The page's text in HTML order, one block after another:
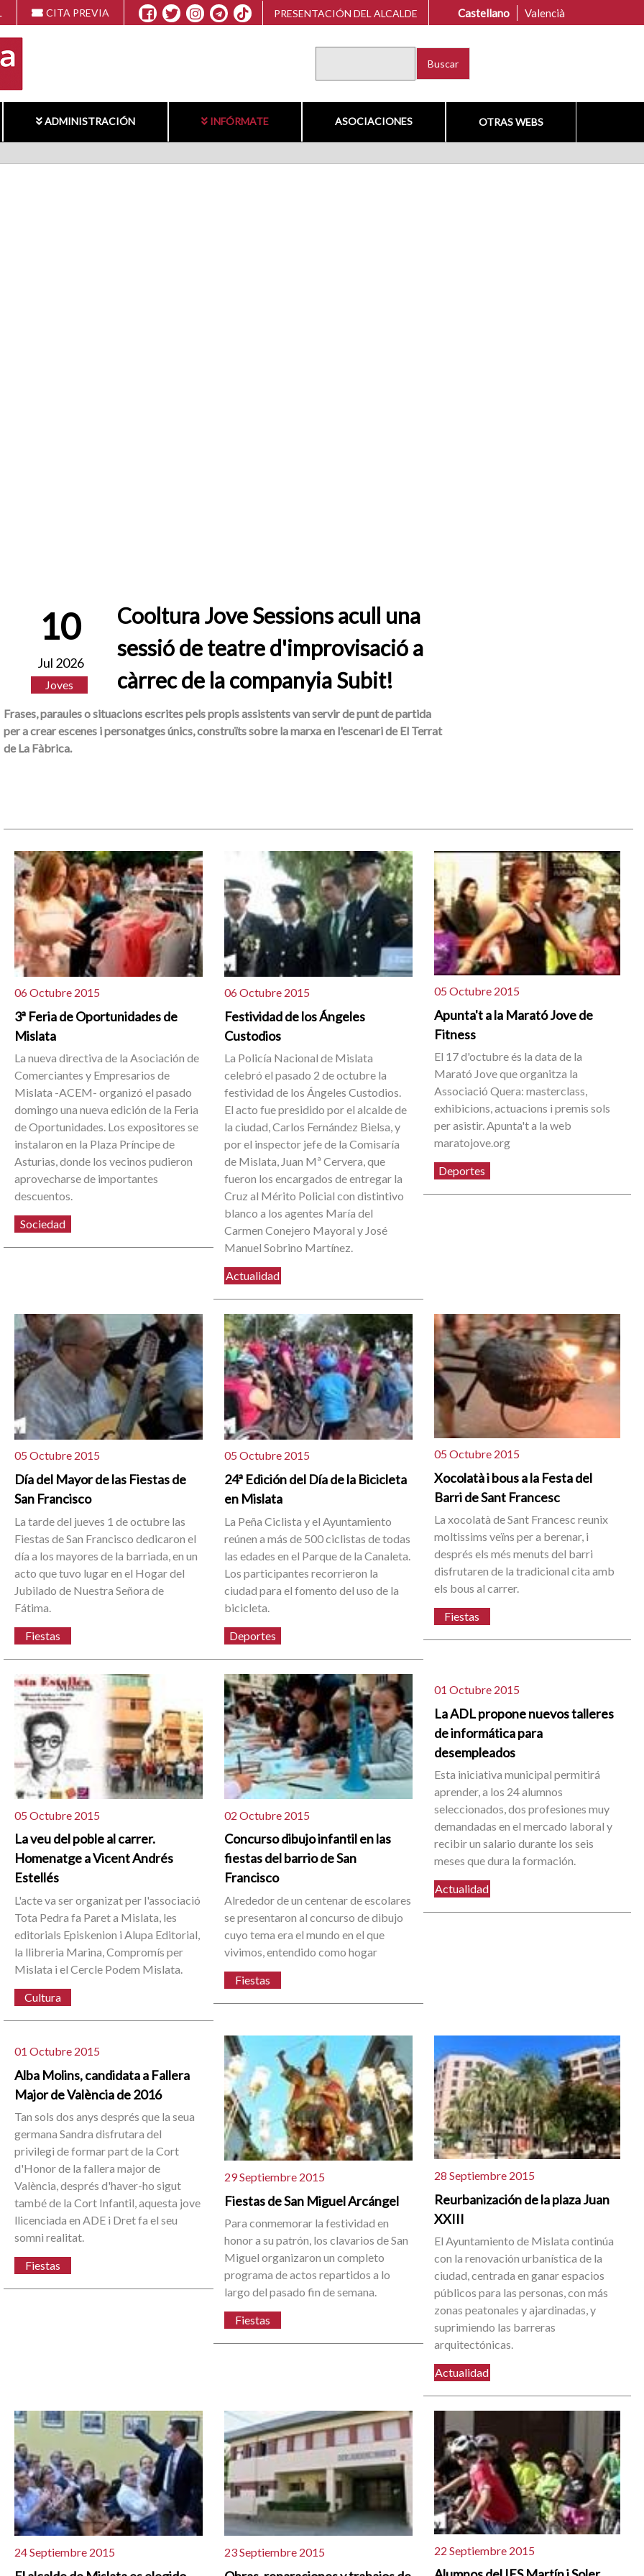
CITA PREVIA PRESENTACIÓN DEL ALCALDE Castellano Valencià
ADMINISTRACIÓN INFÓRMATE ASOCIACIONES OTRAS WEBS
10
Jul 2026
Joves
Cooltura Jove Sessions acull una
sessió de teatre d'improvisació a
càrrec de la companyia Subit!
Frases, paraules o situacions escrites pels propis assistents van servir de punt de partida
per a crear escenes i personatges únics, construïts sobre la marxa en l'escenari de El Terrat
de La Fàbrica.
06 Octubre 2015
3ª Feria de Oportunidades de
Mislata
La nueva directiva de la Asociación de
Comerciantes y Empresarios de
Mislata -ACEM- organizó el pasado
domingo una nueva edición de la Feria
de Oportunidades. Los expositores se
instalaron en la Plaza Príncipe de
Asturias, donde los vecinos pudieron
aprovecharse de importantes
descuentos.
Sociedad
06 Octubre 2015
Festividad de los Ángeles
Custodios
La Policía Nacional de Mislata
celebró el pasado 2 de octubre la
festividad de los Ángeles Custodios.
El acto fue presidido por el alcalde de
la ciudad, Carlos Fernández Bielsa, y
por el inspector jefe de la Comisaría
de Mislata, Juan Mª Cervera, que
fueron los encargados de entregar la
Cruz al Mérito Policial con distintivo
blanco a los agentes María del
Carmen Conejero Mayoral y José
Manuel Sobrino Martínez.
Actualidad
05 Octubre 2015
Apunta't a la Marató Jove de
Fitness
El 17 d'octubre és la data de la
Marató Jove que organitza la
Associació Quera: masterclass,
exhibicions, actuacions i premis sols
per asistir. Apunta't a la web
maratojove.org
Deportes
05 Octubre 2015
Día del Mayor de las Fiestas de
San Francisco
La tarde del jueves 1 de octubre las
Fiestas de San Francisco dedicaron el
día a los mayores de la barriada, en un
acto que tuvo lugar en el Hogar del
Jubilado de Nuestra Señora de
Fátima.
Fiestas
05 Octubre 2015
24ª Edición del Día de la Bicicleta
en Mislata
La Peña Ciclista y el Ayuntamiento
reúnen a más de 500 ciclistas de todas
las edades en el Parque de la Canaleta.
Los participantes recorrieron la
ciudad para el fomento del uso de la
bicicleta.
Deportes
05 Octubre 2015
Xocolatà i bous a la Festa del
Barri de Sant Francesc
La xocolatà de Sant Francesc reunix
moltissims veïns per a berenar, i
després els més menuts del barri
disfrutaren de la tradicional cita amb
els bous al carrer.
Fiestas
05 Octubre 2015
La veu del poble al carrer.
Homenatge a Vicent Andrés
Estellés
L'acte va ser organizat per l'associació
Tota Pedra fa Paret a Mislata, les
editorials Episkenion i Alupa Editorial,
la llibreria Marina, Compromís per
Mislata i el Cercle Podem Mislata.
Cultura
02 Octubre 2015
Concurso dibujo infantil en las
fiestas del barrio de San
Francisco
Alrededor de un centenar de escolares
se presentaron al concurso de dibujo
cuyo tema era el mundo en el que
vivimos, entendido como hogar
Fiestas
01 Octubre 2015
La ADL propone nuevos talleres
de informática para
desempleados
Esta iniciativa municipal permitirá
aprender, a los 24 alumnos
seleccionados, dos profesiones muy
demandadas en el mercado laboral y
recibir un salario durante los seis
meses que dura la formación.
Actualidad
01 Octubre 2015
Alba Molins, candidata a Fallera
Major de València de 2016
Tan sols dos anys després que la seua
germana Sandra disfrutara del
privilegi de formar part de la Cort
d'Honor de la fallera major de
València, després d'haver-ho sigut
també de la Cort Infantil, aquesta jove
llicenciada en ADE i Dret fa el seu
somni realitat.
Fiestas
29 Septiembre 2015
Fiestas de San Miguel Arcángel
Para conmemorar la festividad en
honor a su patrón, los clavarios de San
Miguel organizaron un completo
programa de actos repartidos a lo
largo del pasado fin de semana.
Fiestas
28 Septiembre 2015
Reurbanización de la plaza Juan
XXIII
El Ayuntamiento de Mislata continúa
con la renovación urbanística de la
ciudad, centrada en ganar espacios
públicos para las personas, con más
zonas peatonales y ajardinadas, y
suprimiendo las barreras
arquitectónicas.
Actualidad
24 Septiembre 2015 23 Septiembre 2015 22 Septiembre 2015